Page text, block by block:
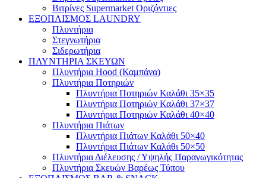
Βιτρίνες Supermarket Οριζόντιες
ΕΞΟΠΛΙΣΜΟΣ LAUNDRY
Πλυντήρια
Στεγνωτήρια
Σιδερωτήρια
ΠΛΥΝΤΗΡΙΑ ΣΚΕΥΩΝ
Πλυντήρια Hood (Καμπάνα)
Πλυντήρια Ποτηριών
Πλυντήρια Ποτηριών Καλάθι 35×35
Πλυντήρια Ποτηριών Καλάθι 37×37
Πλυντήρια Ποτηριών Καλάθι 40×40
Πλυντήρια Πιάτων
Πλυντήρια Πιάτων Καλάθι 50×40
Πλυντήρια Πιάτων Καλάθι 50×50
Πλυντήρια Διέλευσης / Υψηλής Παραγωγικότητας
Πλυντήρια Σκευών Βαρέως Τύπου